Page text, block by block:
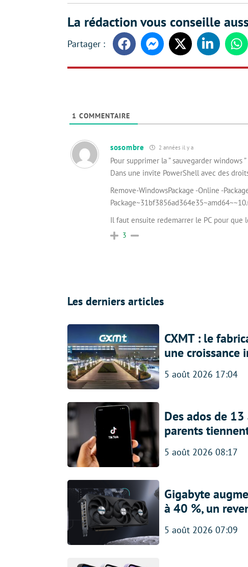
La rédaction vous conseille
FacebookMessengerTwitter Linkedin
1 COMMENTAIRE
sosombre 2 années il y a
Pour supprimer la ” sauvegarder windows ”
Dans une invite PowerShell avec des
Remove-WindowsPackage -Online -
Il faut ensuite redemarrer le PC pour que
3
Les derniers articles
CXMT : le
une croissance
5 août 2026 17:04
Des ados de
parents
5 août 2026 08:17
Gigabyte
à 40 %, un
5 août 2026 07:09